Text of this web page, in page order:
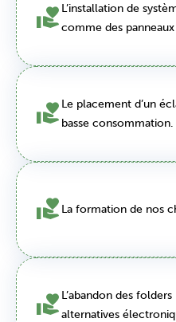
L’installation de
comme des panneaux
Le placement d’un
basse consommation.
La formation de nos
L’abandon des
alternatives